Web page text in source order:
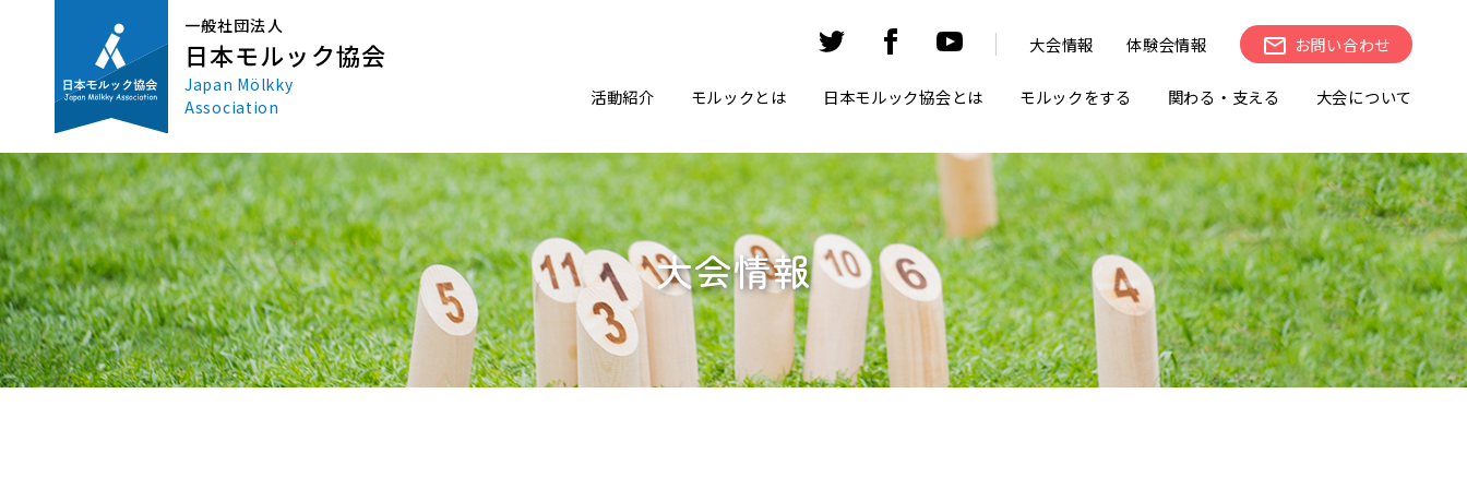
一般社団法人
日本モルック協会
Japan Mölkky
Association
大会情報 体験会情報 お問い合わせ
活動紹介 モルックとは 日本モルック協会とは モルックをする 関わる・支える 大会について
大会情報